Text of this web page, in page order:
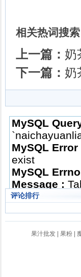
相关热词搜索
上一篇： 奶
下一篇： 奶
评论排行
果汁批发 果粉